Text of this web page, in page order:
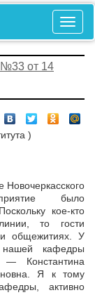
от 14
)
Новочеркасского
было
кое-кто
то гости
и общежитиях. У
кафедры
— Константина
Я к тому
активно